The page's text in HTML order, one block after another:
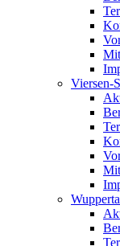
Viersen-